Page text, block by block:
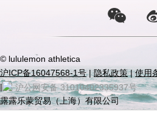
© lululemon athletica
沪ICP备16047568-1号|隐私政策|使用
|
沪公网安备 31010402335937号
露露乐蒙贸易（上海）有限公司